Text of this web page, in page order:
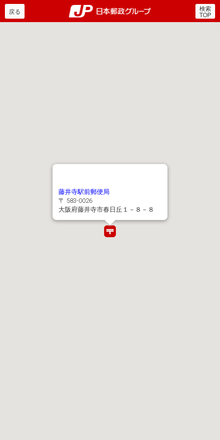
郵便局・日本郵政グルー
戻る 検索
TOP
藤井寺駅前郵便局
〒 583-0026
大阪府藤井寺市春日丘１－８－８